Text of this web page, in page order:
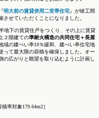
明大前の賃貸併用二世帯住宅』が竣工間
せていただくことになりました。
地下の賃貸住戸をつくり、その上に賃貸
２階建ての準耐火構造の共同住宅＋長屋
域の建ぺい率10％緩和、建ぺい率住宅地
って最大限の容積を確保しました。オー
の広がりと眺望を取り込むように計画し
率対象179.64m2］